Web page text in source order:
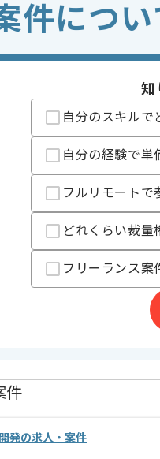
OS Linux
業界
通信
特徴
BtoB向
る元請け企業の案件です。
開発を進めていただきますの
取りながらの開発を得意とし
件につい
知
自分のスキルで
自分の経験で単
フルリモートで
どれくらい裁量
フリーランス案
件
発の求人・案件